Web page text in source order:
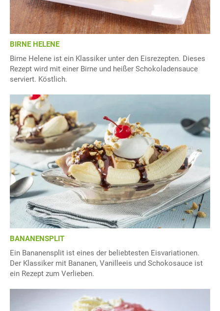
BIRNE HELENE
Birne Helene ist ein Klassiker unter den Eisrezepten. Dieses
Rezept wird mit einer Birne und heißer Schokoladensauce
serviert. Köstlich.
BANANENSPLIT
Ein Bananensplit ist eines der beliebtesten Eisvariationen.
Der Klassiker mit Bananen, Vanilleeis und Schokosauce ist
ein Rezept zum Verlieben.